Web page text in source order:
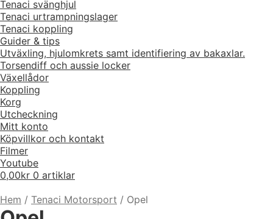
Tenaci svänghjul
Tenaci urtrampningslager
Tenaci koppling
Guider & tips
Utväxling, hjulomkrets samt identifiering av bakaxlar.
Torsendiff och aussie locker
Växellådor
Koppling
Korg
Utcheckning
Mitt konto
Köpvillkor och kontakt
Filmer
Youtube
0,00kr 0 artiklar
Hem / Tenaci Motorsport / Opel